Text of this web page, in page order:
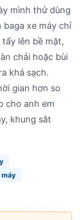
mình thử dùng
baga xe máy chỉ
lên bề mặt,
chải hoặc bùi
khá sạch.
gian hơn so
cho anh em
khung sắt
máy